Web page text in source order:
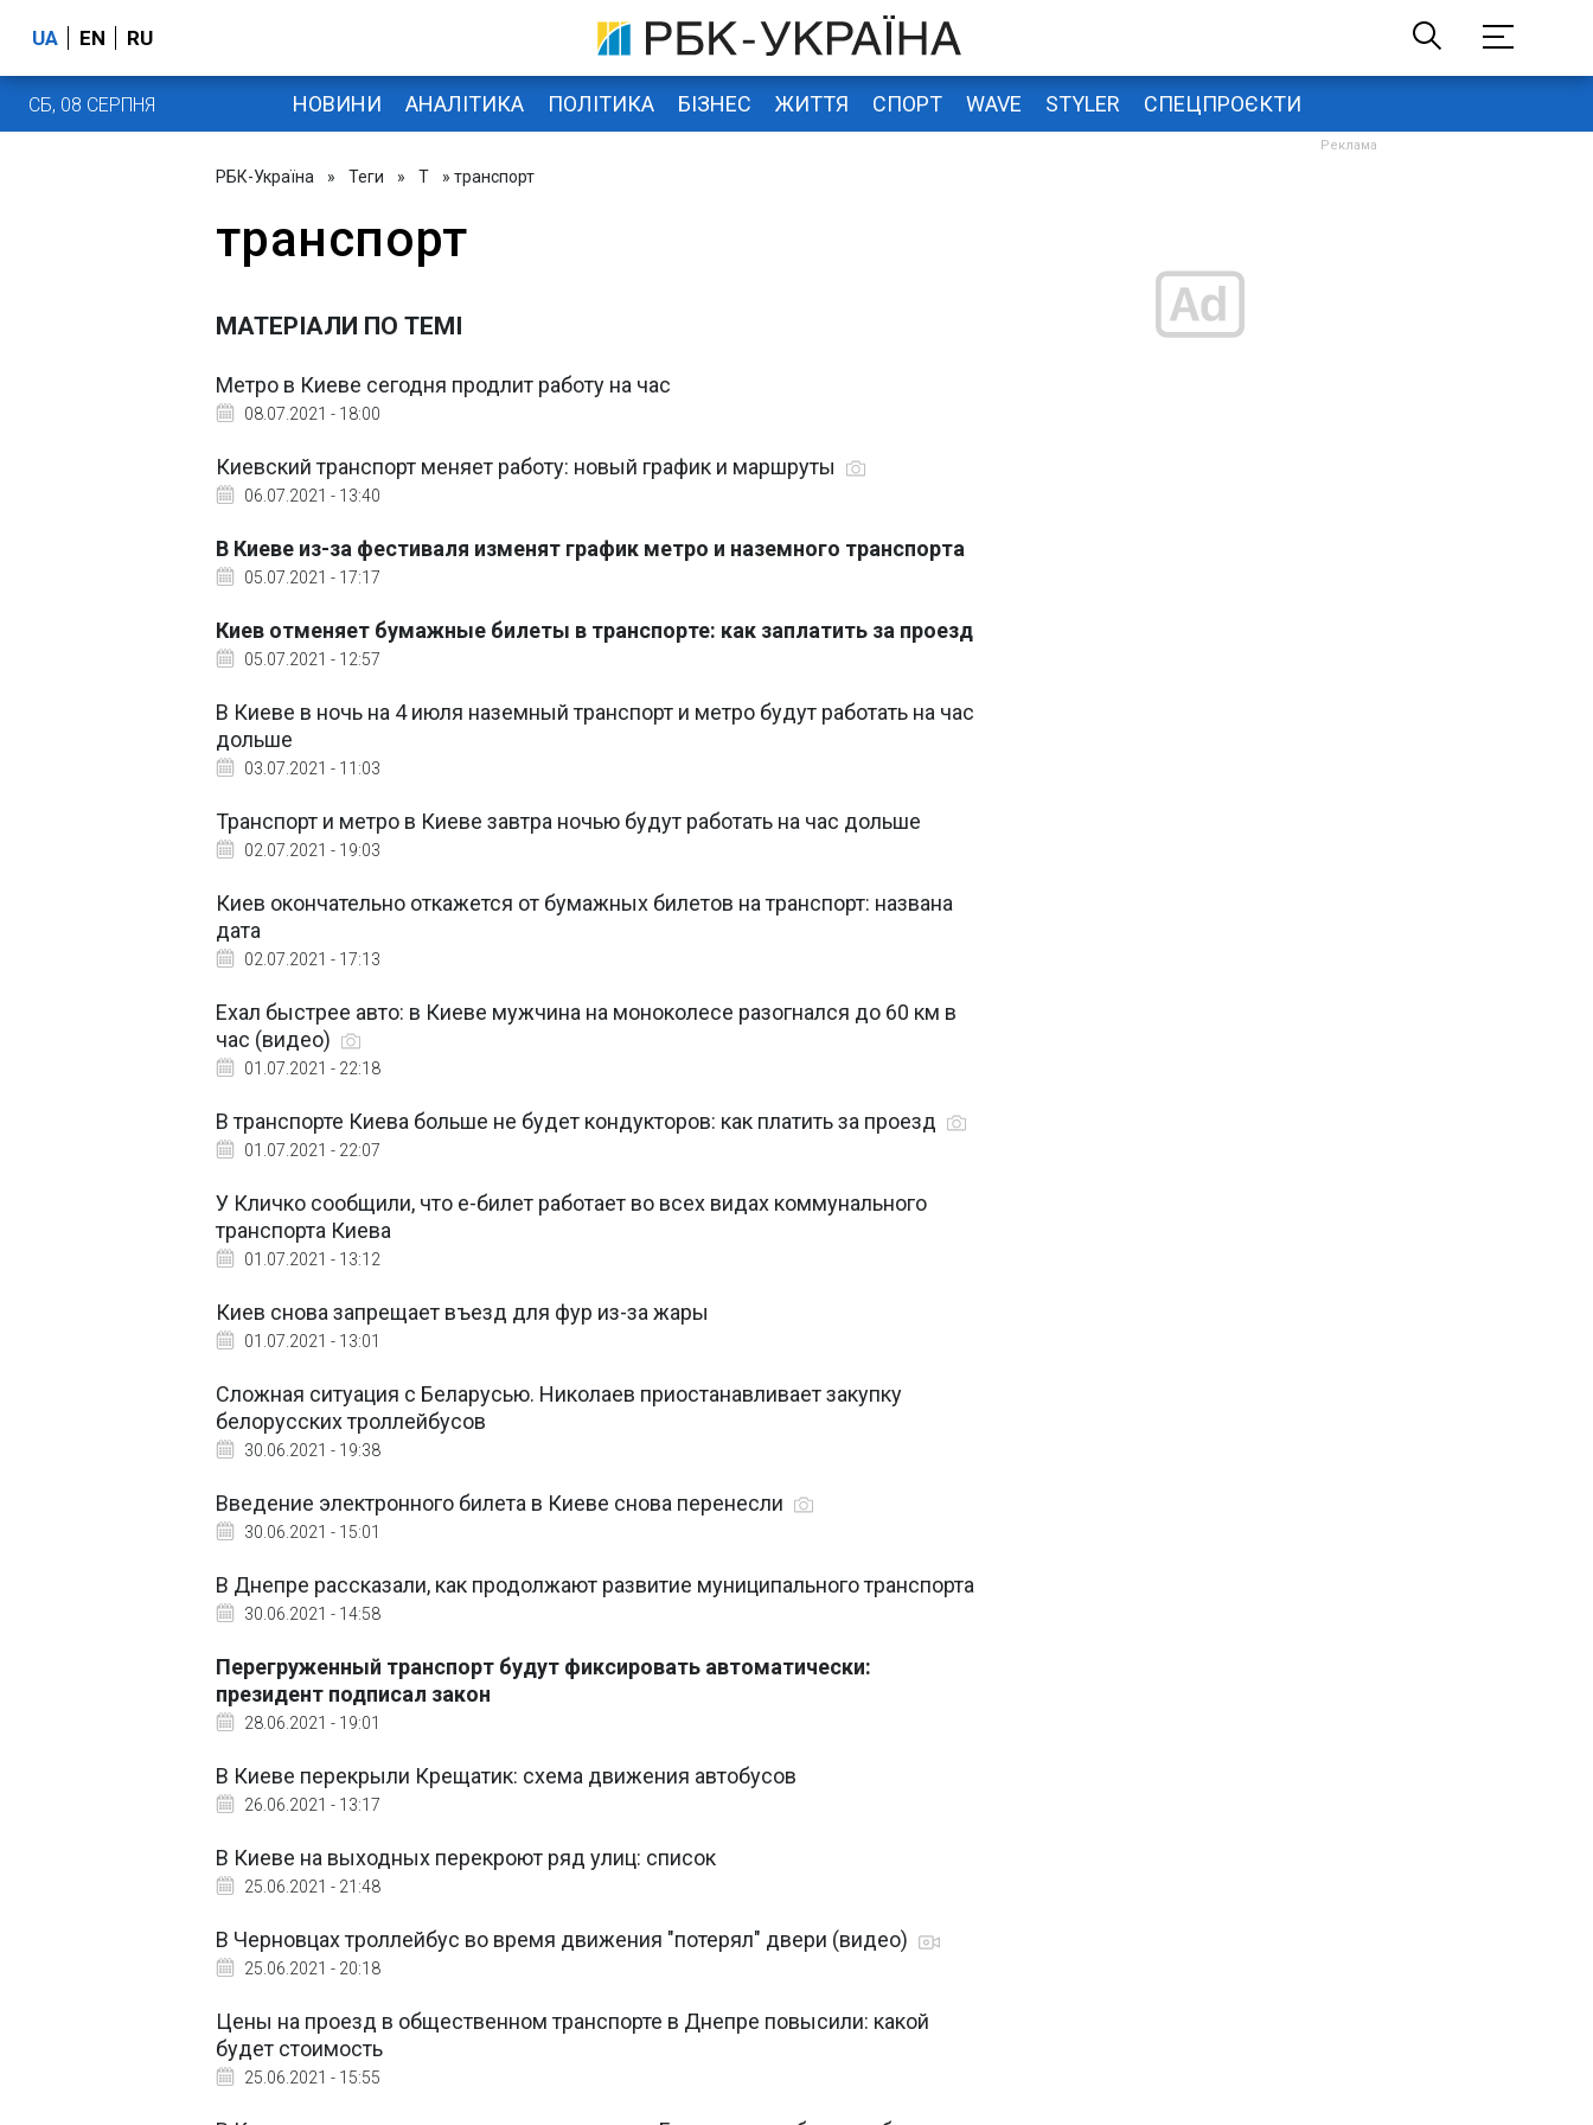
UA EN RU
СБ, 08 СЕРПНЯ НОВИНИ АНАЛІТИКА ПОЛІТИКА БІЗНЕС ЖИТТЯ СПОРТ WAVE STYLER СПЕЦПРОЄКТИ
РБК-Україна » Теги » Т » транспорт
транспорт
МАТЕРІАЛИ ПО ТЕМІ
Метро в Киеве сегодня продлит работу на час
08.07.2021 - 18:00
Киевский транспорт меняет работу: новый график и маршруты
06.07.2021 - 13:40
В Киеве из-за фестиваля изменят график метро и наземного транспорта
05.07.2021 - 17:17
Киев отменяет бумажные билеты в транспорте: как заплатить за проезд
05.07.2021 - 12:57
В Киеве в ночь на 4 июля наземный транспорт и метро будут работать на час
дольше
03.07.2021 - 11:03
Транспорт и метро в Киеве завтра ночью будут работать на час дольше
02.07.2021 - 19:03
Киев окончательно откажется от бумажных билетов на транспорт: названа
дата
02.07.2021 - 17:13
Ехал быстрее авто: в Киеве мужчина на моноколесе разогнался до 60 км в
час (видео)
01.07.2021 - 22:18
В транспорте Киева больше не будет кондукторов: как платить за проезд
01.07.2021 - 22:07
У Кличко сообщили, что е-билет работает во всех видах коммунального
транспорта Киева
01.07.2021 - 13:12
Киев снова запрещает въезд для фур из-за жары
01.07.2021 - 13:01
Сложная ситуация с Беларусью. Николаев приостанавливает закупку
белорусских троллейбусов
30.06.2021 - 19:38
Введение электронного билета в Киеве снова перенесли
30.06.2021 - 15:01
В Днепре рассказали, как продолжают развитие муниципального транспорта
30.06.2021 - 14:58
Перегруженный транспорт будут фиксировать автоматически:
президент подписал закон
28.06.2021 - 19:01
В Киеве перекрыли Крещатик: схема движения автобусов
26.06.2021 - 13:17
В Киеве на выходных перекроют ряд улиц: список
25.06.2021 - 21:48
В Черновцах троллейбус во время движения "потерял" двери (видео)
25.06.2021 - 20:18
Цены на проезд в общественном транспорте в Днепре повысили: какой
будет стоимость
25.06.2021 - 15:55